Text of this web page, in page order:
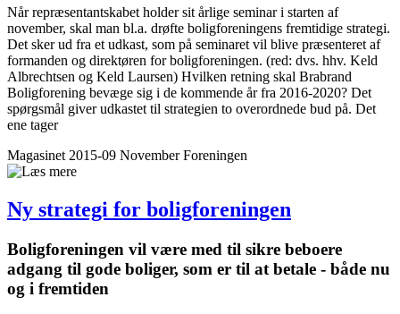
Når repræsentantskabet holder sit årlige seminar i starten af
november, skal man bl.a. drøfte boligforeningens fremtidige strategi.
Det sker ud fra et udkast, som på seminaret vil blive præsenteret af
formanden og direktøren for boligforeningen. (red: dvs. hhv. Keld
Albrechtsen og Keld Laursen) Hvilken retning skal Brabrand
Boligforening bevæge sig i de kommende år fra 2016-2020? Det
spørgsmål giver udkastet til strategien to overordnede bud på. Det
ene tager
Magasinet 2015-09 November Foreningen
Ny strategi for bolig­foreningen
Bolig­foreningen vil være med til sikre beboere
adgang til gode boliger, som er til at betale - både nu
og i fremtiden